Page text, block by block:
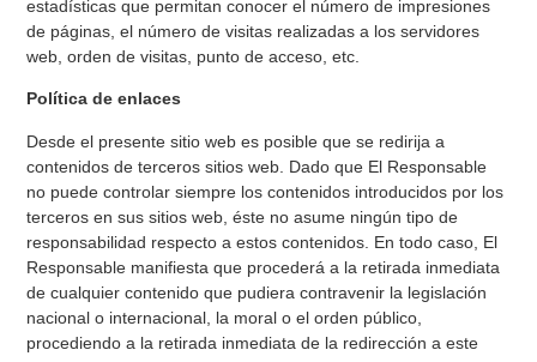
estadísticas que permitan conocer el número de impresiones
de páginas, el número de visitas realizadas a los servidores
web, orden de visitas, punto de acceso, etc.
Política de enlaces
Desde el presente sitio web es posible que se redirija a
contenidos de terceros sitios web. Dado que El Responsable
no puede controlar siempre los contenidos introducidos por los
terceros en sus sitios web, éste no asume ningún tipo de
responsabilidad respecto a estos contenidos. En todo caso, El
Responsable manifiesta que procederá a la retirada inmediata
de cualquier contenido que pudiera contravenir la legislación
nacional o internacional, la moral o el orden público,
procediendo a la retirada inmediata de la redirección a este